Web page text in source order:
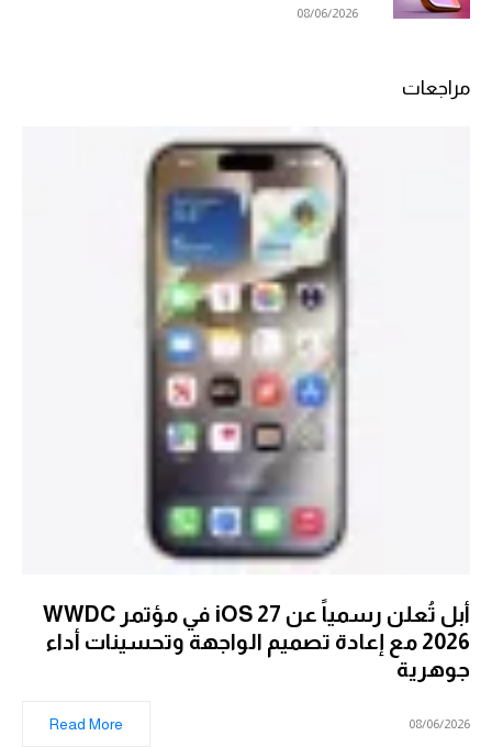
08/06/2026
مراجعات
أبل تُعلن رسمياً عن iOS 27 في مؤتمر WWDC
2026 مع إعادة تصميم الواجهة وتحسينات أداء
جوهرية
08/06/2026
Read More